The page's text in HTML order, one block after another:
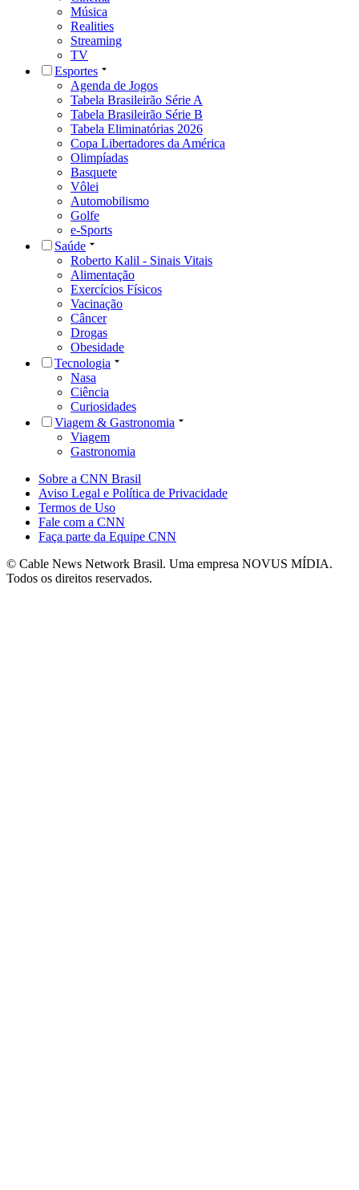
Música
Realities
Streaming
TV
Esportes
Agenda de Jogos
Tabela Brasileirão Série A
Tabela Brasileirão Série B
Tabela Eliminatórias 2026
Copa Libertadores da América
Olimpíadas
Basquete
Vôlei
Automobilismo
Golfe
e-Sports
Saúde
Roberto Kalil - Sinais Vitais
Alimentação
Exercícios Físicos
Vacinação
Câncer
Drogas
Obesidade
Tecnologia
Nasa
Ciência
Curiosidades
Viagem & Gastronomia
Viagem
Gastronomia
Sobre a CNN Brasil
Aviso Legal e Política de Privacidade
Termos de Uso
Fale com a CNN
Faça parte da Equipe CNN
© Cable News Network Brasil. Uma empresa NOVUS MÍDIA.
Todos os direitos reservados.